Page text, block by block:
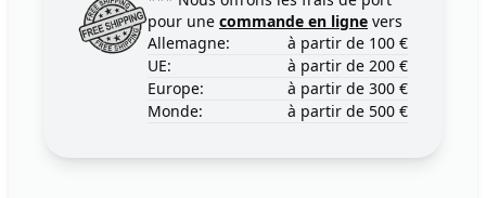
pour une commande en ligne vers
Allemagne:
à partir de 100 €
UE:
à partir de 200 €
Europe:
à partir de 300 €
Monde:
à partir de 500 €